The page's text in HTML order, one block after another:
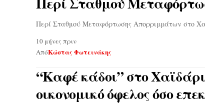
Περί Σταθμού Μεταφόρτωσης Απορριμμάτων στο
10 μήνες πριν
ΑπόΚώστας Φωτεινάκης
“Καφέ κάδοι” στο
οικονομικό όφελος όσο